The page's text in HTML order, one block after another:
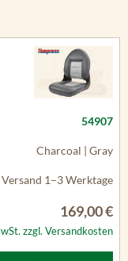
54907
Charcoal | Gray
1–3 Werktage
169,00 €
zzgl. Versandkosten